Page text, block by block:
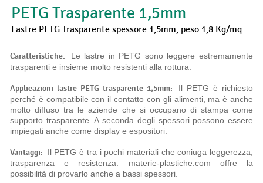
PETG Trasparente 1,5mm
Lastre PETG Trasparente spessore 1,5mm, peso 1,8 Kg/mq
Caratteristiche:
Le lastre in PETG sono leggere estremamente
trasparenti e insieme molto resistenti alla rottura.
Applicazioni lastre PETG trasparente 1,5mm:
Il PETG è richiesto
perché è compatibile con il contatto con gli alimenti, ma è anche
molto diffuso tra le aziende che si occupano di stampa come
supporto trasparente. A seconda degli spessori possono essere
impiegati anche come display e espositori.
Vantaggi:
Il PETG è tra i pochi materiali che coniuga leggerezza,
trasparenza e resistenza. materie-plastiche.com offre la
possibilità di provarlo anche a bassi spessori.